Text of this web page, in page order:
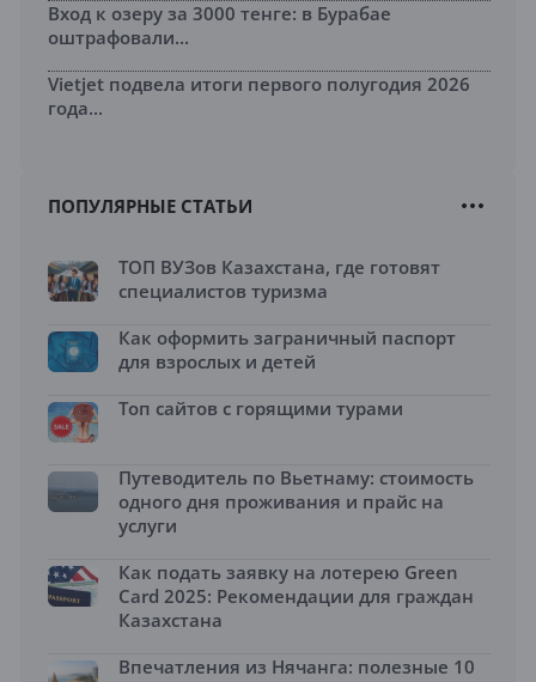
Вход к озеру за 3000 тенге: в Бурабае
оштрафовали...
Vietjet подвела итоги первого полугодия 2026
года...
ПОПУЛЯРНЫЕ СТАТЬИ
ТОП ВУЗов Казахстана, где готовят
специалистов туризма
Как оформить заграничный паспорт
для взрослых и детей
Топ сайтов с горящими турами
Путеводитель по Вьетнаму: стоимость
одного дня проживания и прайс на
услуги
Как подать заявку на лотерею Green
Card 2025: Рекомендации для граждан
Казахстана
Впечатления из Нячанга: полезные 10